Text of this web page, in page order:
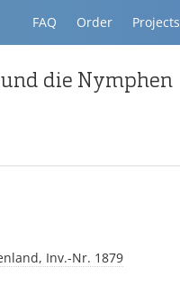
FAQ Order Projects
die Nymphen
Inv.-Nr. 1879